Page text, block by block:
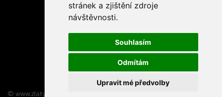
stránek a zjištění zdroje
návštěvnosti.
Souhlasím
Odmítám
Upravit mé předvolby
© www.zlatyskorpion.cz 2026